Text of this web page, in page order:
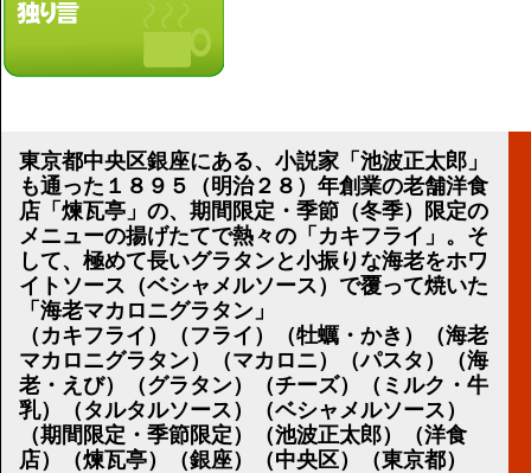
所属弁護士
法律相談案内
リンク集
顧問契約について
講演のご案内
気をつけたい法律のポイント
武田正男の独り言
東京都中央区銀座にある、小説家「池波正太郎」
も通った１８９５（明治２８）年創業の老舗洋食
店「煉瓦亭」の、期間限定・季節（冬季）限定の
メニューの揚げたてで熱々の「カキフライ」。そ
して、極めて長いグラタンと小振りな海老をホワ
イトソース（ベシャメルソース）で覆って焼いた
「海老マカロニグラタン」
（カキフライ）（フライ）（牡蠣・かき）（海老
マカロニグラタン）（マカロニ）（パスタ）（海
老・えび）（グラタン）（チーズ）（ミルク・牛
乳）（タルタルソース）（ベシャメルソース）
（期間限定・季節限定）（池波正太郎）（洋食
店）（煉瓦亭）（銀座）（中央区）（東京都）